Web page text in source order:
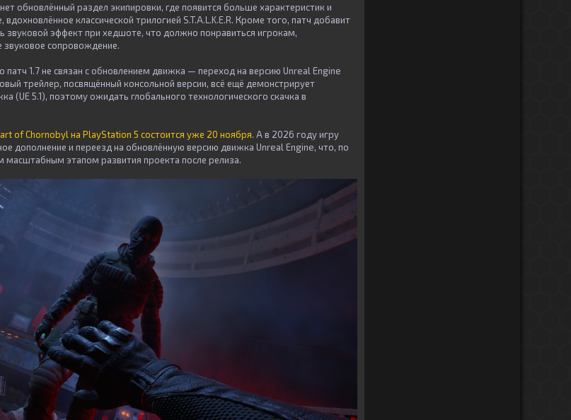
обновлённый раздел экипировки, где появится больше характеристик и
классической трилогией S.T.A.L.K.E.R. Кроме того, патч добавит
звуковой эффект при хедшоте, что должно понравиться игрокам,
сопровождение.
1.7 не связан с обновлением движка — переход на версию Unreal Engine
трейлер, посвящённый консольной версии, всё ещё демонстрирует
(UE 5.1), поэтому ожидать глобального технологического скачка в
of Chornobyl на PlayStation 5 состоится уже 20 ноября. А в 2026 году игру
дополнение и переезд на обновлённую версию движка Unreal Engine, что, по
этапом развития проекта после релиза.